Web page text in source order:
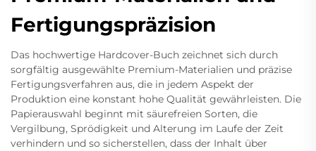
Fertigungspräzision
Das hochwertige Hardcover-Buch zeichnet sich durch
sorgfältig ausgewählte Premium-Materialien und präzise
Fertigungsverfahren aus, die in jedem Aspekt der
Produktion eine konstant hohe Qualität gewährleisten. Die
Papierauswahl beginnt mit säurefreien Sorten, die
Vergilbung, Sprödigkeit und Alterung im Laufe der Zeit
verhindern und so sicherstellen, dass der Inhalt über